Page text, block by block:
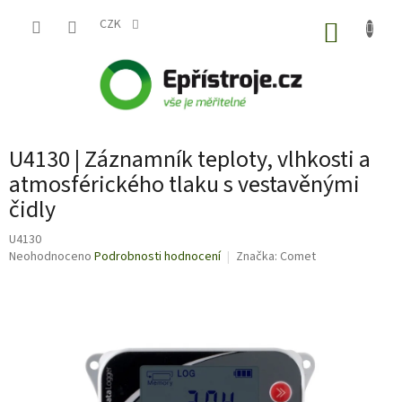
CZK
U4130 | Záznamník teploty, vlhkosti a
atmosférického tlaku s vestavěnými
čidly
U4130
Průměrné
Neohodnoceno Podrobnosti hodnocení Značka: Comet